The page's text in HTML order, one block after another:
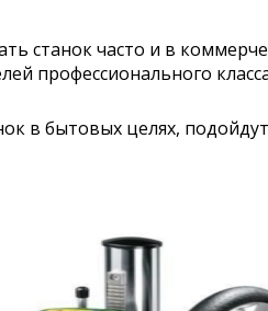
станок часто и в
профессионального
в бытовых целях,